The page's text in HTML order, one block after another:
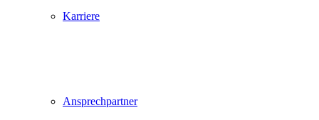
Karriere
Ansprechpartner